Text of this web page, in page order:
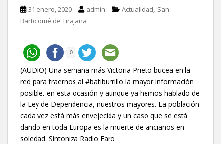
31 enero, 2020 admin Actualidad, San
Bartolomé de Tirajana
0
(AUDIO) Una semana más Victoria Prieto bucea en la
red para traernos al #batiburrillo la mayor información
posible, en esta ocasión y aunque ya hemos hablado de
la Ley de Dependencia, nuestros mayores. La población
cada vez está más envejecida y un caso que se está
dando en toda Europa es la muerte de ancianos en
soledad. Sintoniza Radio Faro